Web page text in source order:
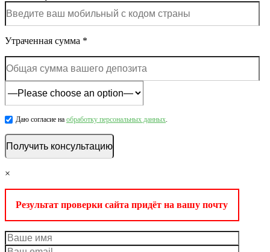
Утраченная сумма *
Даю согласие на обработку персональных данных.
×
Результат проверки сайта придёт на вашу почту